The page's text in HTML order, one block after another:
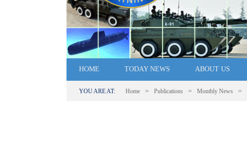
HOME TODAY NEWS ABOUT US
YOU ARE AT: Home » Publications » Monthly News »